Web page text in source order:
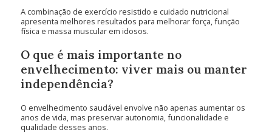
A combinação de exercício resistido e cuidado nutricional
apresenta melhores resultados para melhorar força, função
física e massa muscular em idosos.
O que é mais importante no
envelhecimento: viver mais ou manter
independência?
O envelhecimento saudável envolve não apenas aumentar os
anos de vida, mas preservar autonomia, funcionalidade e
qualidade desses anos.